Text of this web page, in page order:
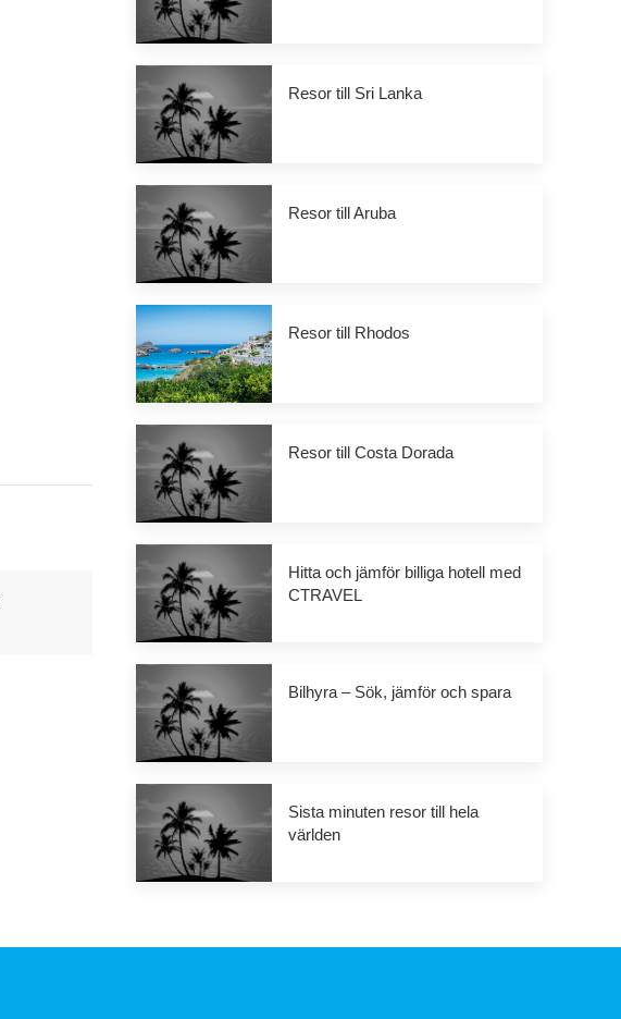
Resor till Sri Lanka
Resor till Aruba
Resor till Rhodos
Resor till Costa Dorada
Hitta och jämför billiga hotell med
CTRAVEL
Bilhyra – Sök, jämför och spara
Sista minuten resor till hela
världen